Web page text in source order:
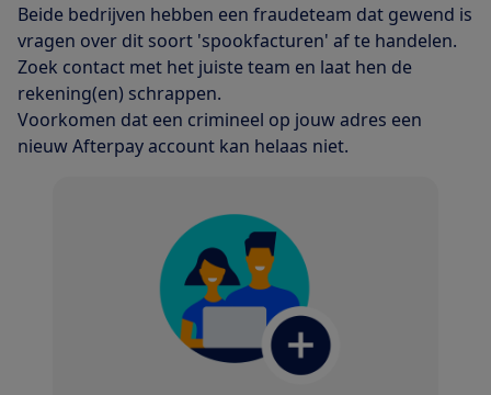
Beide bedrijven hebben een fraudeteam dat gewend is
vragen over dit soort 'spookfacturen' af te handelen.
Zoek contact met het juiste team en laat hen de
rekening(en) schrappen.
Voorkomen dat een crimineel op jouw adres een
nieuw Afterpay account kan helaas niet.